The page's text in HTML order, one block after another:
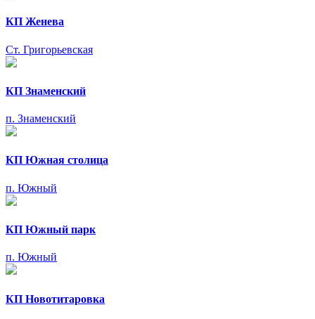
КП Женева
Ст. Григорьевская
КП Знаменский
п. Знаменский
КП Южная столица
п. Южный
КП Южный парк
п. Южный
КП Новотитаровка